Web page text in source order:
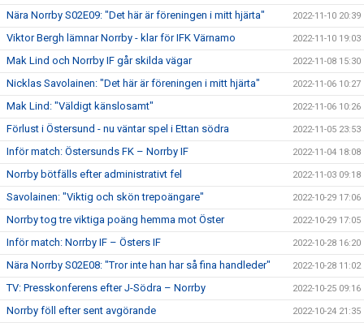
Nära Norrby S02E09: "Det här är föreningen i mitt hjärta" 2022-11-10 20:39
Viktor Bergh lämnar Norrby - klar för IFK Värnamo 2022-11-10 19:03
Mak Lind och Norrby IF går skilda vägar 2022-11-08 15:30
Nicklas Savolainen: "Det här är föreningen i mitt hjärta" 2022-11-06 10:27
Mak Lind: "Väldigt känslosamt" 2022-11-06 10:26
Förlust i Östersund - nu väntar spel i Ettan södra 2022-11-05 23:53
Inför match: Östersunds FK – Norrby IF 2022-11-04 18:08
Norrby bötfälls efter administrativt fel 2022-11-03 09:18
Savolainen: "Viktig och skön trepoängare" 2022-10-29 17:06
Norrby tog tre viktiga poäng hemma mot Öster 2022-10-29 17:05
Inför match: Norrby IF – Östers IF 2022-10-28 16:20
Nära Norrby S02E08: "Tror inte han har så fina handleder" 2022-10-28 11:02
TV: Presskonferens efter J-Södra – Norrby 2022-10-25 09:16
Norrby föll efter sent avgörande 2022-10-24 21:35